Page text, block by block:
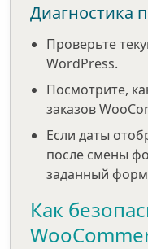
Диагностика
Проверьте
WordPress.
Посмотрите,
заказов
Если даты
после смены
заданный
Как